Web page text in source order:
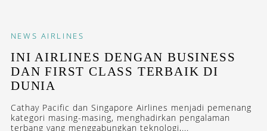
NEWS AIRLINES
INI AIRLINES DENGAN BUSINESS
DAN FIRST CLASS TERBAIK DI
DUNIA
Cathay Pacific dan Singapore Airlines menjadi pemenang
kategori masing-masing, menghadirkan pengalaman
terbang yang menggabungkan teknologi,...